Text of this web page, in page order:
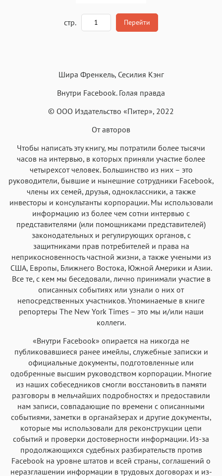
Roboto
Аа Аа
Аа Аа Аа Аа
New York
Аа
Helvetica Neue
Аа Аа
Georgia
Аа
Аа
Courier
Аа
Courier New
Аа
Menlo
Аа
SF Mono
стр. Перейти
Шира Френкель, Сесилия Кэнг
Внутри Facebook. Голая правда
© ООО Издательство «Питер», 2022
От авторов
Чтобы написать эту книгу, мы потратили более тысячи
часов на интервью, в которых приняли участие более
четырехсот человек. Большинство из них – это
руководители, бывшие и нынешние сотрудники Facebook,
члены их семей, друзья, одноклассники, а также
инвесторы и консультанты корпорации. Мы использовали
информацию из более чем сотни интервью с
представителями (или помощниками представителей)
законодательных и регулирующих органов, с
защитниками прав потребителей и права на
неприкосновенность частной жизни, а также учеными из
США, Европы, Ближнего Востока, Южной Америки и Азии.
Все те, с кем мы беседовали, лично принимали участие в
описанных событиях или узнали о них от
непосредственных участников. Упоминаемые в книге
репортеры The New York Times – это мы и/или наши
коллеги.
«Внутри Facebook» опирается на никогда не
публиковавшиеся ранее имейлы, служебные записки и
официальные документы, подготовленные или
одобренные высшим руководством корпорации. Многие
из наших собеседников смогли восстановить в памяти
разговоры в мельчайших подробностях и предоставили
нам записи, совпадающие по времени с описанными
событиями, заметки в органайзерах и другие документы,
которые мы использовали для реконструкции цепи
событий и проверки достоверности информации. Из-за
продолжающихся судебных разбирательств против
Facebook на уровне штатов и всей страны, соглашений о
неразглашении информации в трудовых договорах и из-